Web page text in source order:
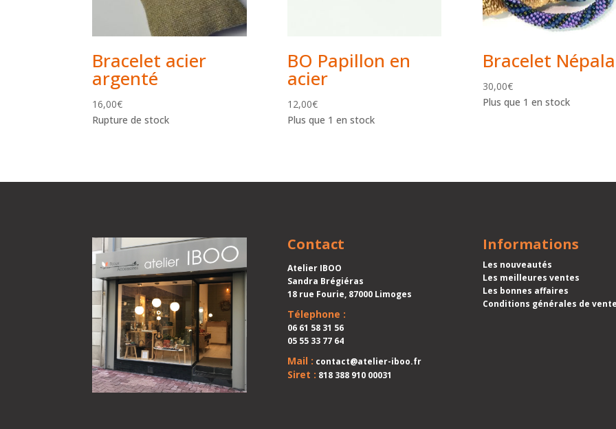
Bracelet acier
argenté
16,00€
Rupture de stock
BO Papillon en
acier
12,00€
Plus que 1 en stock
Bracelet
30,00€
Plus que 1 en stock
Contact
Atelier IBOO
Sandra Brégiéras
18 rue Fourie, 87000 Limoges
Télephone :
06 61 58 31 56
05 55 33 77 64
Mail : contact@atelier-iboo.fr
Siret : 818 388 910 00031
Informations
Les nouveautés
Les meilleures ventes
Les bonnes affaires
Conditions générales de